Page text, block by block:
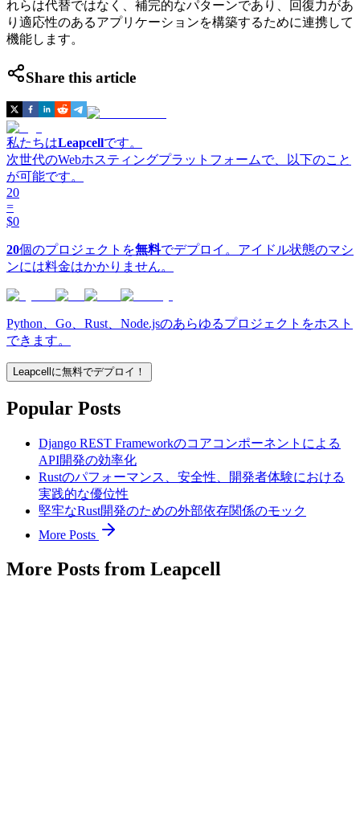
れらは代替ではなく、補完的なパターンであり、回復力があ
り適応性のあるアプリケーションを構築するために連携して
機能します。
Share this article
私たちはLeapcellです。
次世代のWebホスティングプラットフォームで、以下のこと
が可能です。
20
=
$0
20個のプロジェクトを無料でデプロイ。アイドル状態のマシ
ンには料金はかかりません。
Python、Go、Rust、Node.jsのあらゆるプロジェクトをホスト
できます。
Leapcellに無料でデプロイ！
Popular Posts
Django REST Frameworkのコアコンポーネントによる
API開発の効率化
Rustのパフォーマンス、安全性、開発者体験における
実践的な優位性
堅牢なRust開発のための外部依存関係のモック
More Posts
More Posts from Leapcell